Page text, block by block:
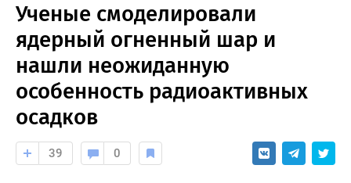
Ученые смоделировали
ядерный огненный шар и
нашли неожиданную
особенность радиоактивных
осадков
39 0